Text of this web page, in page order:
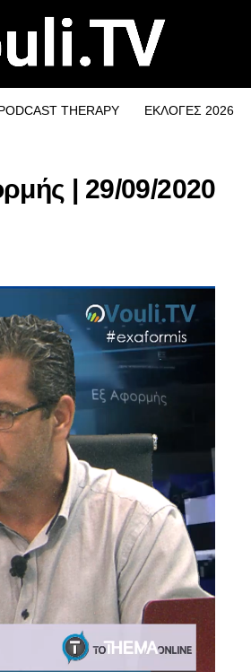
THERAPY ΕΚΛΟΓΕΣ 2026
| 29/09/2020